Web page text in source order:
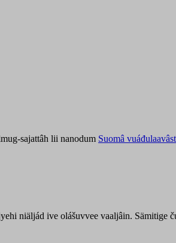
sajattâh lii nanodum Suomâ vuáđulaavâst
niäljád ive olášuvvee vaaljâin. Sämitige